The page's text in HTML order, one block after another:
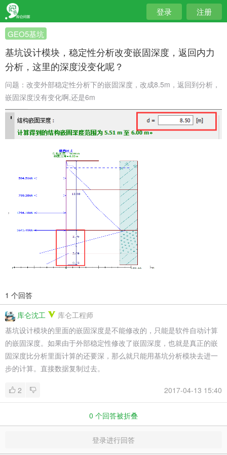
登录 注册
GEO5基坑
基坑设计模块，稳定性分析改变嵌固深度，返回内力
分析，这里的深度没变化呢？
问题：改变外部稳定性分析下的嵌固深度，改成8.5m，返回到分析，
嵌固深度没有变化啊,还是6m
，
1 个回答
库仑沈工
库仑工程师
基坑设计模块的里面的嵌固深度是不能修改的，只能是软件自动计算
的嵌固深度。如果由于外部稳定性修改了嵌固深度，也就是真正的嵌
固深度比分析里面计算的还要深，那么就只能用基坑分析模块去进一
步的计算。直接数据复制过去。
2 2017-04-13 15:40
0 个回答被折叠
登录进行回答